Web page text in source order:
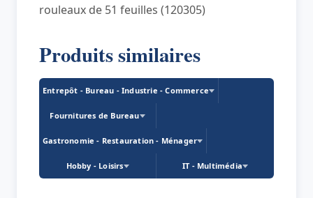
rouleaux de 51 feuilles (120305)
Produits similaires
Entrepôt - Bureau - Industrie - Commerce
Fournitures de Bureau
Gastronomie - Restauration - Ménager
Hobby - Loisirs IT - Multimédia